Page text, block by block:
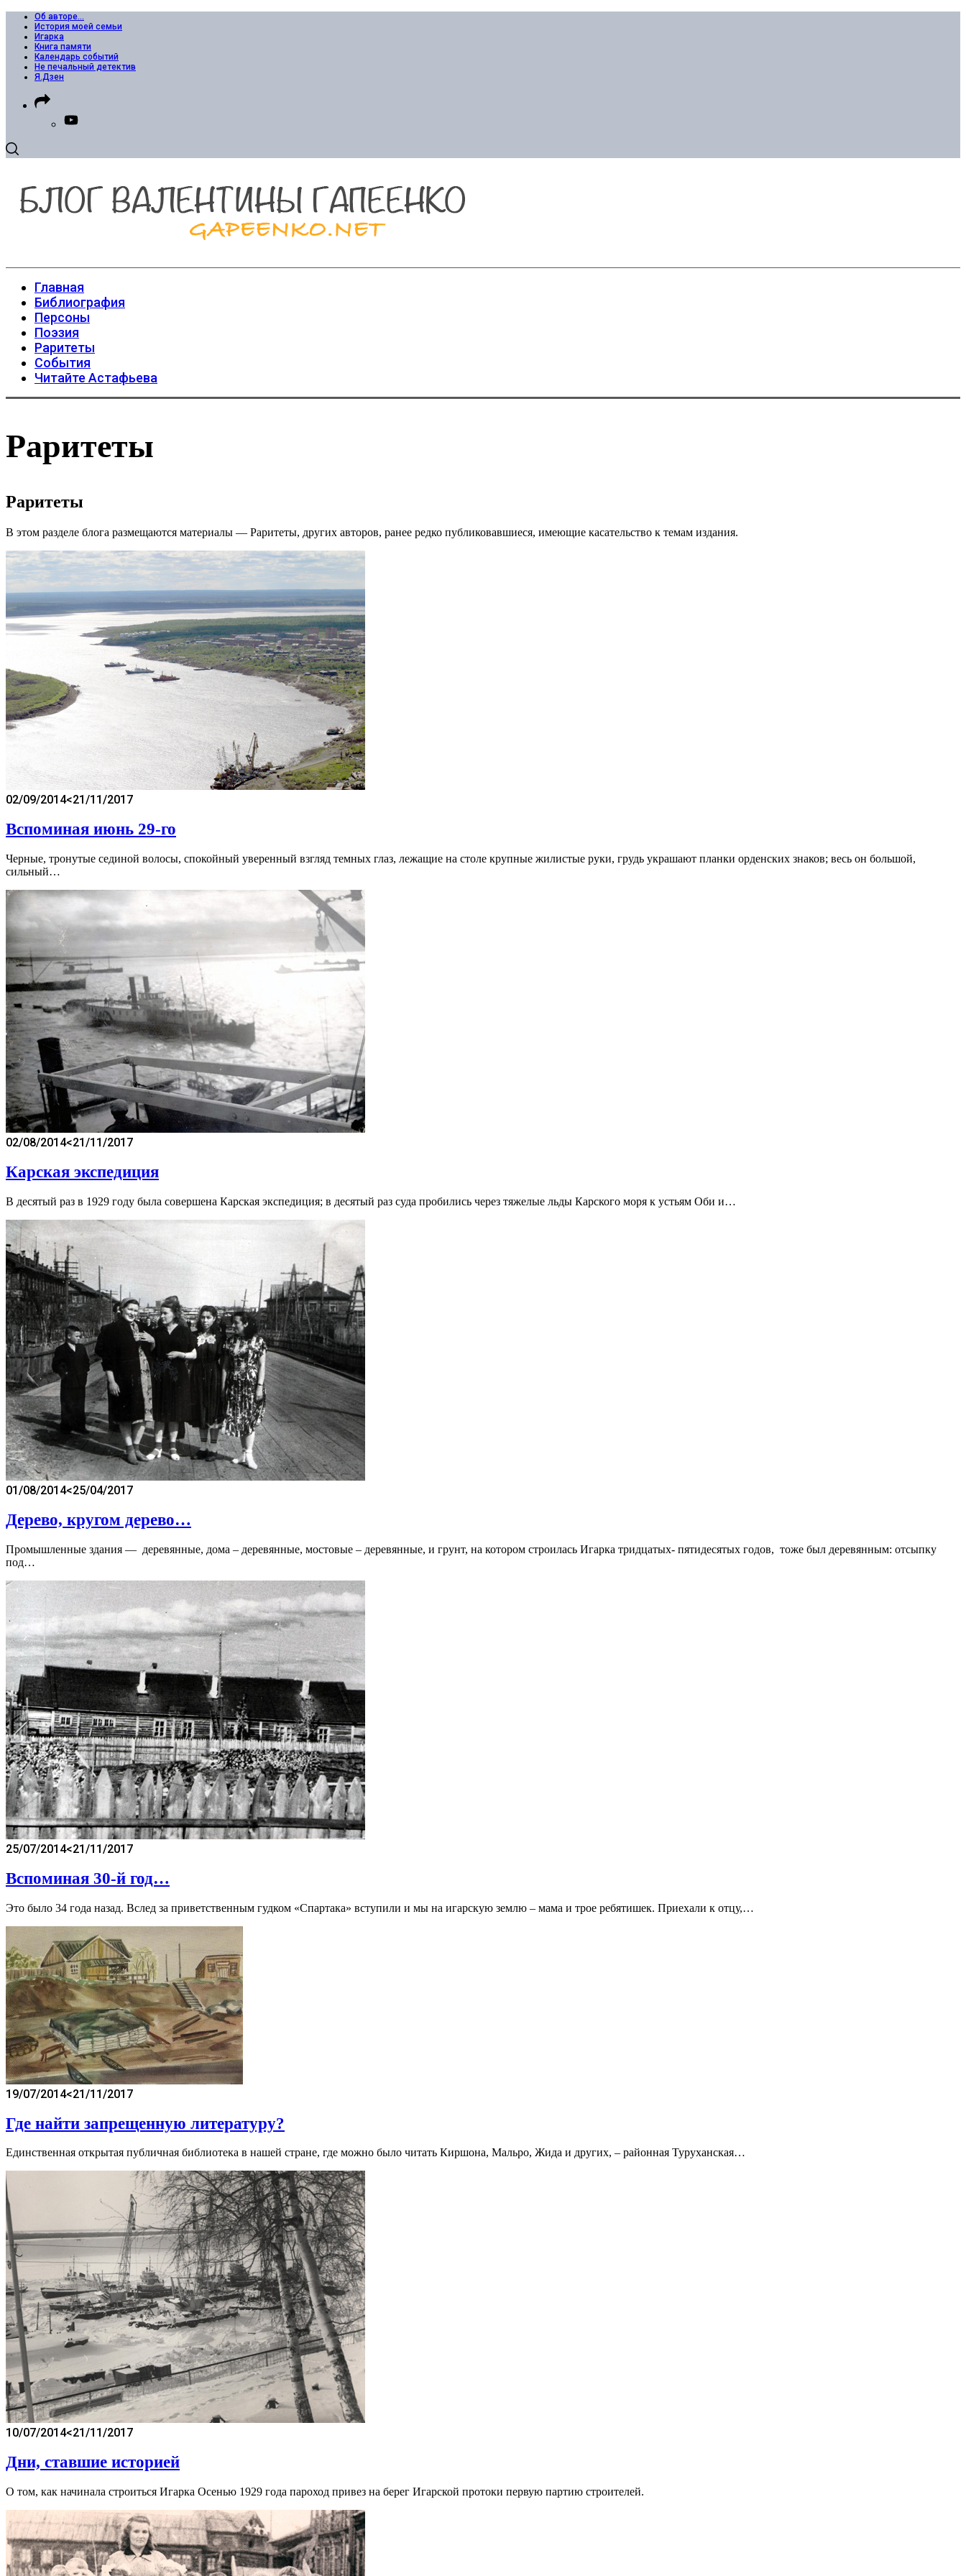
Об авторе…
История моей семьи
Игарка
Книга памяти
Календарь событий
Не печальный детектив
Я.Дзен
Главная
Библиография
Персоны
Поэзия
Раритеты
События
Читайте Астафьева
Раритеты
Раритеты
В этом разделе блога размещаются материалы — Раритеты, других авторов, ранее редко публиковавшиеся, имеющие касательство к темам издания.
02/09/2014<21/11/2017
Вспоминая июнь 29-го
Черные, тронутые сединой волосы, спокойный уверенный взгляд темных глаз, лежащие на столе крупные жилистые руки, грудь украшают планки орденских знаков; весь он большой,
сильный…
02/08/2014<21/11/2017
Карская экспедиция
В десятый раз в 1929 году была совершена Карская экспедиция; в десятый раз суда пробились через тяжелые льды Карского моря к устьям Оби и…
01/08/2014<25/04/2017
Дерево, кругом дерево…
Промышленные здания — деревянные, дома – деревянные, мостовые – деревянные, и грунт, на котором строилась Игарка тридцатых- пятидесятых годов, тоже был деревянным: отсыпку
под…
25/07/2014<21/11/2017
Вспоминая 30-й год…
Это было 34 года назад. Вслед за приветственным гудком «Спартака» вступили и мы на игарскую землю – мама и трое ребятишек. Приехали к отцу,…
19/07/2014<21/11/2017
Где найти запрещенную литературу?
Единственная открытая публичная библиотека в нашей стране, где можно было читать Киршона, Мальро, Жида и других, – районная Туруханская…
10/07/2014<21/11/2017
Дни, ставшие историей
О том, как начинала строиться Игарка Осенью 1929 года пароход привез на берег Игарской протоки первую партию строителей.